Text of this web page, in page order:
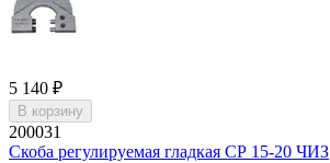
5 140 ₽
В корзину
200031
Скоба регулируемая гладкая СР 15-20 ЧИЗ